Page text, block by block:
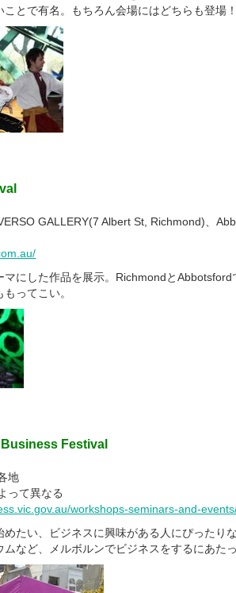
ことで有名。もちろん会場にはどちらも登場！
GALLERY(7 Albert St, Richmond)、
マにした作品を展示。Richmondと
ってこい。
Festival
地
って異なる
workshops-seminars-and-
めたい、ビジネスに興味がある人にぴったり
ムなど、メルボルンでビジネスをするにあた